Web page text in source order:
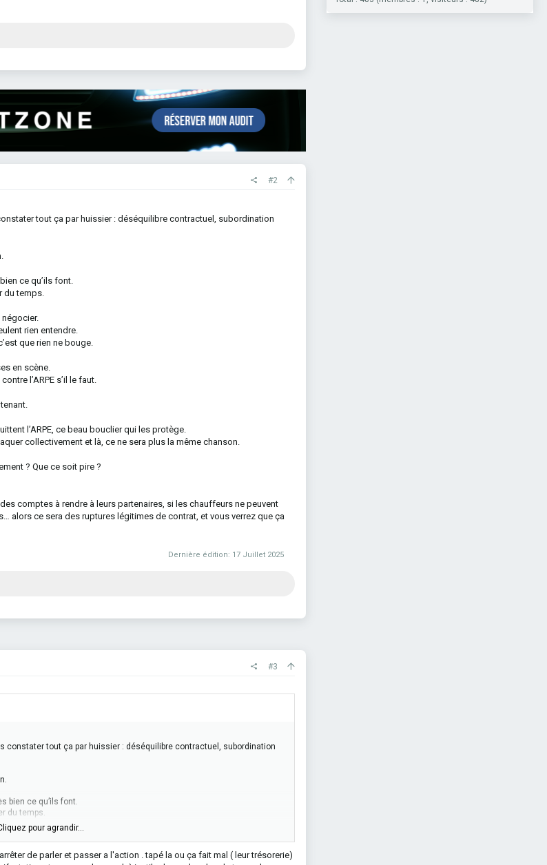
#2
tout ça par huissier : déséquilibre contractuel, subordination
ce qu’ils font.
du temps.
rien entendre.
que rien ne bouge.
en scène.
l’ARPE s’il le faut.
l’ARPE, ce beau bouclier qui les protège.
collectivement et là, ce ne sera plus la même chanson.
? Que ce soit pire ?
comptes à rendre à leurs partenaires, si les chauffeurs ne peuvent
alors ce sera des ruptures légitimes de contrat, et vous verrez que ça
Dernière édition: 17 Juillet 2025
#3
tout ça par huissier : déséquilibre contractuel, subordination
bien ce qu’ils font.
du temps.
négocier.
c’est que rien ne bouge.
pour agrandir...
de parler et passer a l'action . tapé la ou ça fait mal ( leur trésorerie)